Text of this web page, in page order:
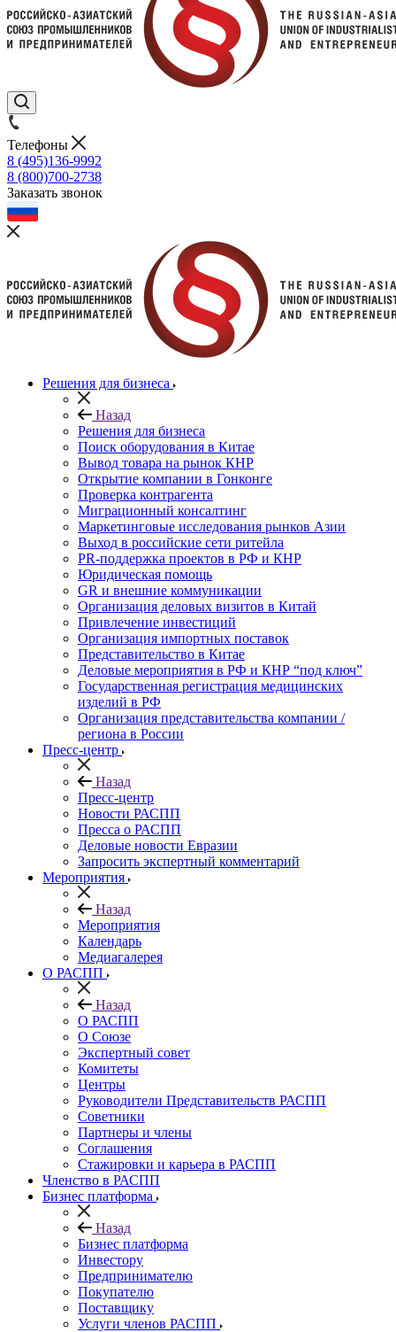
Телефоны
8 (495)136-9992
8 (800)700-2738
Заказать звонок
Решения для бизнеса
Назад
Решения для бизнеса
Поиск оборудования в Китае
Вывод товара на рынок КНР
Открытие компании в Гонконге
Проверка контрагента
Миграционный консалтинг
Маркетинговые исследования рынков Азии
Выход в российские сети ритейла
PR-поддержка проектов в РФ и КНР
Юридическая помощь
GR и внешние коммуникации
Организация деловых визитов в Китай
Привлечение инвестиций
Организация импортных поставок
Представительство в Китае
Деловые мероприятия в РФ и КНР “под ключ”
Государственная регистрация медицинских
изделий в РФ
Организация представительства компании /
региона в России
Пресс-центр
Назад
Пресс-центр
Новости РАСПП
Пресса о РАСПП
Деловые новости Евразии
Запросить экспертный комментарий
Мероприятия
Назад
Мероприятия
Календарь
Медиагалерея
О РАСПП
Назад
О РАСПП
О Союзе
Экспертный совет
Комитеты
Центры
Руководители Представительств РАСПП
Советники
Партнеры и члены
Соглашения
Стажировки и карьера в РАСПП
Членство в РАСПП
Бизнес платформа
Назад
Бизнес платформа
Инвестору
Предпринимателю
Покупателю
Поставщику
Услуги членов РАСПП